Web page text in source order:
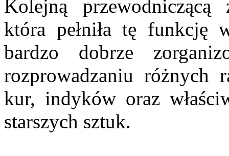
Kolejną przewodniczącą
która pełniła tę funkcję
bardzo dobrze
rozprowadzaniu różnych
kur, indyków oraz
starszych sztuk.